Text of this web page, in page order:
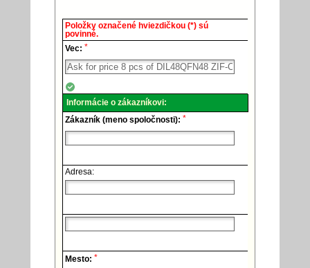
Elnec
Technická
podpora.
Položky označené hviezdičkou (*) sú
povinné.
Vec: *
Informácie o zákazníkovi:
Zákazník (meno spoločnosti): *
Adresa:
Mesto: *